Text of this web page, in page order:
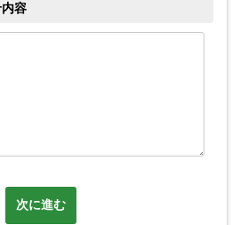
容
次に進む